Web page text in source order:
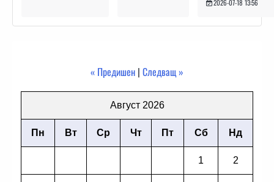
2026-07-18 13:56
« Предишен | Следващ »
Август 2026
Пн Вт Ср Чт Пт Сб Нд
1 2